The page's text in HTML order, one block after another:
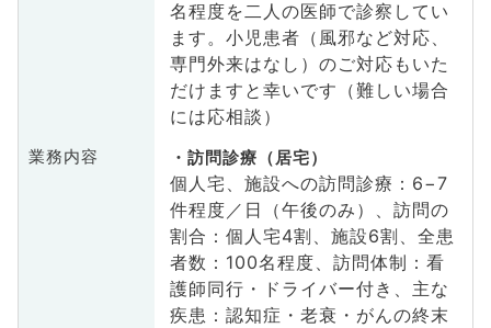
業務内容
名程度を二人の医師で診察してい
ます。小児患者（風邪など対応、
専門外来はなし）のご対応もいた
だけますと幸いです（難しい場合
には応相談）
訪問診療（居宅）
個人宅、施設への訪問診療：6−7
件程度／日（午後のみ）、訪問の
割合：個人宅4割、施設6割、全患
者数：100名程度、訪問体制：看
護師同行・ドライバー付き、主な
疾患：認知症・老衰・がんの終末